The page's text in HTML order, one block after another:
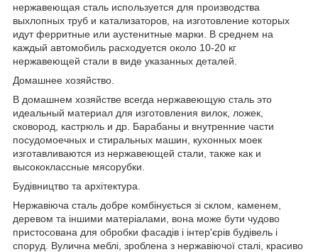
нержавеющая сталь используется для производства
выхлопных труб и катализаторов, на изготовление которых
идут ферритные или аустенитные марки. В среднем на
каждый автомобиль расходуется около 10-20 кг
нержавеющей стали в виде указанных деталей.
Домашнее хозяйство.
В домашнем хозяйстве всегда нержавеющую сталь это
идеальный материал для изготовления вилок, ложек,
сковород, кастрюль и др. Барабаны и внутренние части
посудомоечных и стиральных машин, кухонных моек
изготавливаются из нержавеющей стали, также как и
высококлассные мясорубки.
Будівництво та архітектура.
Нержавіюча сталь добре комбінується зі склом, каменем,
деревом та іншими матеріалами, вона може бути чудово
пристосована для обробки фасадів і інтер'єрів будівель і
споруд. Вулична меблі, зроблена з нержавіючої сталі, красиво